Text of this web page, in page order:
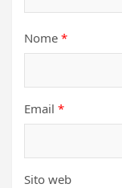
Nome *
Email *
Sito web